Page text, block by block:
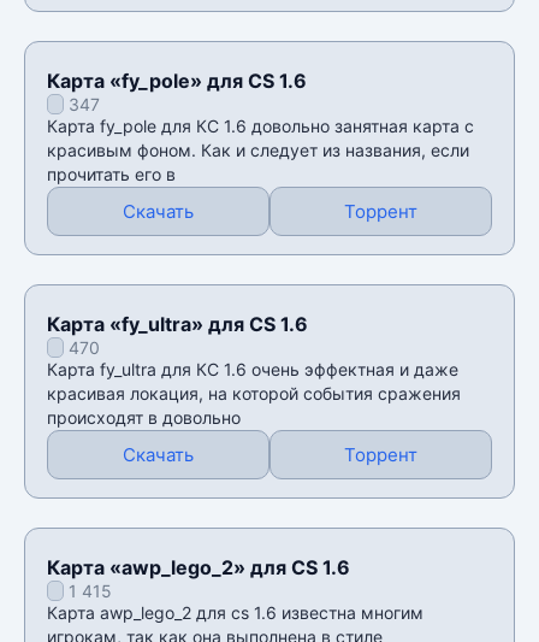
Карта «fy_pole» для CS 1.6
347
Карта fy_pole для КС 1.6 довольно занятная карта с
красивым фоном. Как и следует из названия, если
прочитать его в
Скачать Торрент
Карта «fy_ultra» для CS 1.6
470
Карта fy_ultra для КС 1.6 очень эффектная и даже
красивая локация, на которой события сражения
происходят в довольно
Скачать Торрент
Карта «awp_lego_2» для CS 1.6
1 415
Карта awp_lego_2 для cs 1.6 известна многим
игрокам, так как она выполнена в стиле